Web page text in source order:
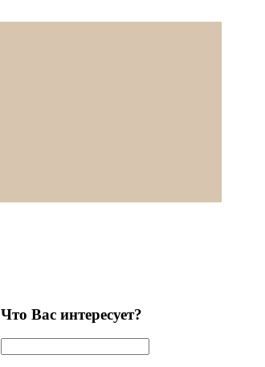
Что Вас интересует?